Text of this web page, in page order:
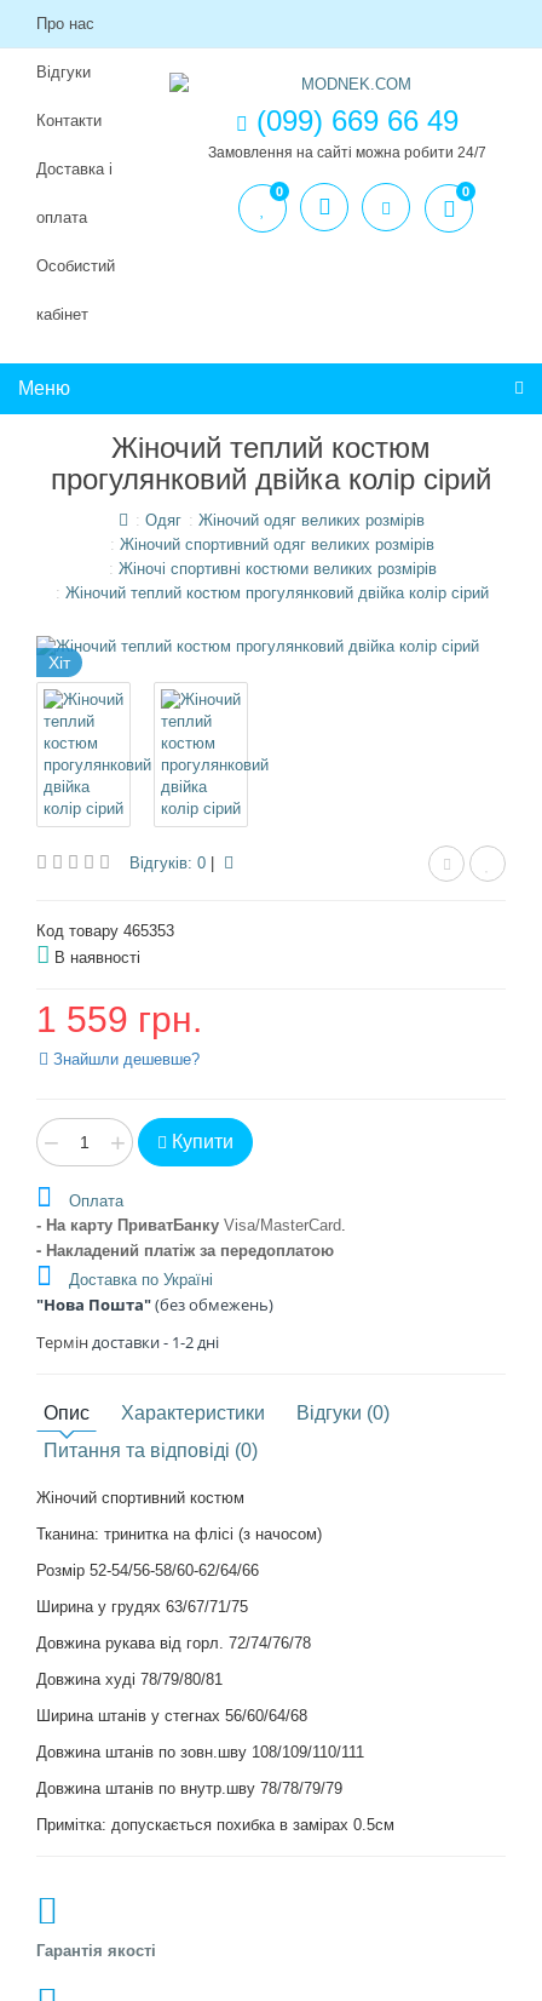
Про нас
Відгуки
Контакти
Доставка і
оплата
Особистий
кабінет
(099) 669 66 49
Замовлення на сайті можна робити 24/7
0 0
Меню
Жіночий теплий костюм
прогулянковий двійка колір сірий
Одяг
Жіночий одяг великих розмірів
Жіночий спортивний одяг великих розмірів
Жіночі спортивні костюми великих розмірів
Жіночий теплий костюм прогулянковий двійка колір сірий
Хіт
Відгуків: 0
Код товару 465353
В наявності
1 559 грн.
Знайшли дешевше?
− + Купити
Оплата
- На карту ПриватБанку Visa/MasterCard.
- Накладений платіж за передоплатою
Доставка по Україні
"Нова Пошта"(без обмежень)
Терміндоставки - 1-2 дні
Опис Характеристики
Відгуки (0)
Питання та відповіді (0)
Жіночий спортивний костюм
Тканина: тринитка на флісі (з начосом)
Розмір 52-54/56-58/60-62/64/66
Ширина у грудях 63/67/71/75
Довжина рукава від горл. 72/74/76/78
Довжина худі 78/79/80/81
Ширина штанів у стегнах 56/60/64/68
Довжина штанів по зовн.шву 108/109/110/111
Довжина штанів по внутр.шву 78/78/79/79
Примітка: допускається похибка в замірах 0.5см
Гарантія якості